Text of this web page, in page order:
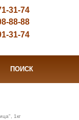
31-74
88-88
31-74
ПОИСК
1кг